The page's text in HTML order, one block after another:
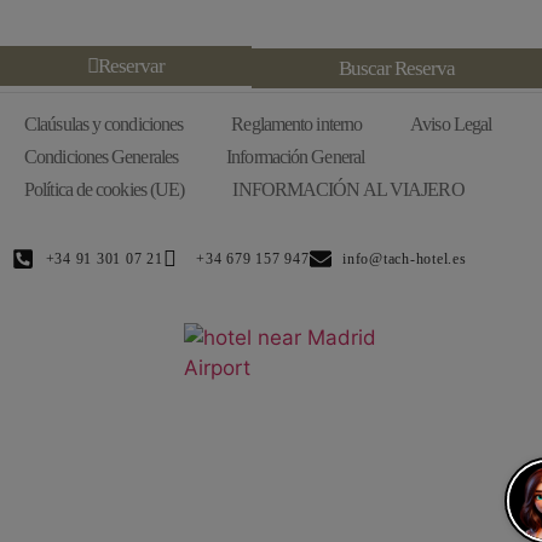
Reservar Buscar Reserva
Claúsulas y condiciones Reglamento interno
Aviso Legal
Condiciones Generales
Información General
Política de cookies (UE)
INFORMACIÓN AL VIAJERO
+34 91 301 07 21 +34 679 157 947 info@tach-hotel.es